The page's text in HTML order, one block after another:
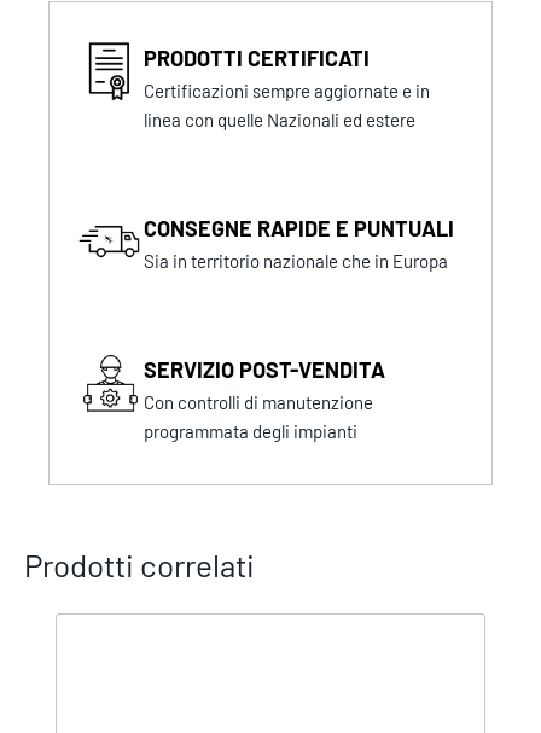
PRODOTTI CERTIFICATI
Certificazioni sempre aggiornate e in
linea con quelle Nazionali ed estere
CONSEGNE RAPIDE E PUNTUALI
Sia in territorio nazionale che in Europa
SERVIZIO POST-VENDITA
Con controlli di manutenzione
programmata degli impianti
Prodotti correlati